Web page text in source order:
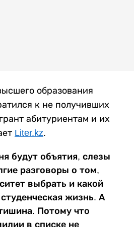
образования
к не получивших
абитуриентам и их
Liter.kz.
будут объятия, слезы
разговоры о том,
выбрать и какой
жизнь. А
Потому что
в списке не